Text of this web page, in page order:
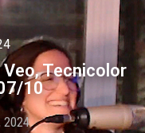
Tecnicolor
10
2024